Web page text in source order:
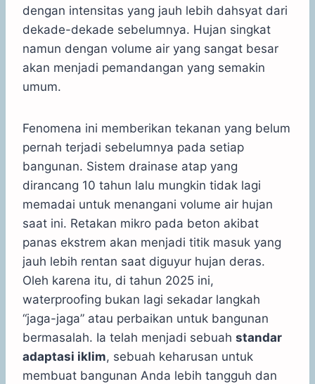
dengan intensitas yang jauh lebih dahsyat dari
dekade-dekade sebelumnya. Hujan singkat
namun dengan volume air yang sangat besar
akan menjadi pemandangan yang semakin
umum.
Fenomena ini memberikan tekanan yang belum
pernah terjadi sebelumnya pada setiap
bangunan. Sistem drainase atap yang
dirancang 10 tahun lalu mungkin tidak lagi
memadai untuk menangani volume air hujan
saat ini. Retakan mikro pada beton akibat
panas ekstrem akan menjadi titik masuk yang
jauh lebih rentan saat diguyur hujan deras.
Oleh karena itu, di tahun 2025 ini,
waterproofing bukan lagi sekadar langkah
“jaga-jaga” atau perbaikan untuk bangunan
bermasalah. Ia telah menjadi sebuah standar
adaptasi iklim, sebuah keharusan untuk
membuat bangunan Anda lebih tangguh dan